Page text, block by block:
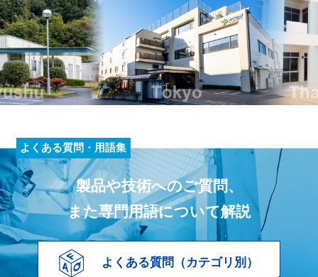
よくある質問・用語集
製品や技術へのご質問、
また専門用語について解説
よくある質問（カテゴリ別）